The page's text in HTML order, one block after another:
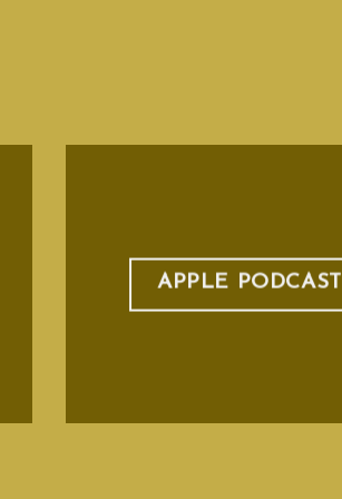
APPLE PODCAST